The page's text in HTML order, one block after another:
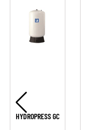
HYDROPRESS GC